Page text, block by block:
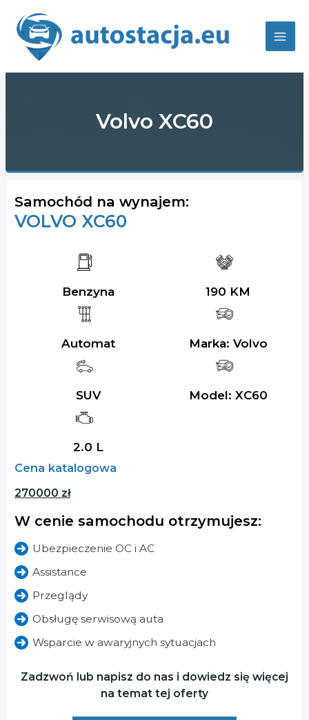
content
Volvo XC60
Samochód na wynajem:
VOLVO XC60
Benzyna
Automat
SUV
2.0 L
190 KM
Marka: Volvo
Model: XC60
Cena katalogowa
270000 zł
W cenie samochodu otrzymujesz:
Ubezpieczenie OC i AC
Assistance
Przeglądy
Obsługę serwisową auta
Wsparcie w awaryjnych sytuacjach
Zadzwoń lub napisz do nas i dowiedz się więcej
na temat tej oferty